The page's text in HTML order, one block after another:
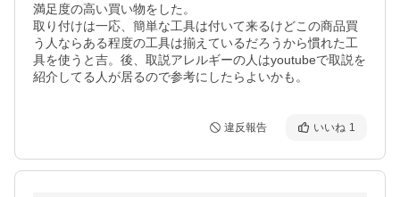
満足度の高い買い物をした。
取り付けは一応、簡単な工具は付いて来るけどこの商品買
う人ならある程度の工具は揃えているだろうから慣れた工
具を使うと吉。後、取説アレルギーの人はyoutubeで取説を
紹介してる人が居るので参考にしたらよいかも。
違反報告 いいね 1